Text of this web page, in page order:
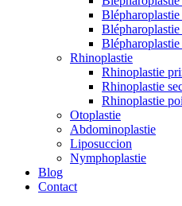
Rhinoplastie
Rhinoplastie
Rhinoplastie
Rhinoplastie
Otoplastie
Abdominoplastie
Liposuccion
Nymphoplastie
Blog
Contact